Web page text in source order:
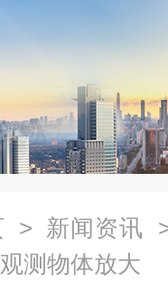
> 新闻资讯
测物体放大